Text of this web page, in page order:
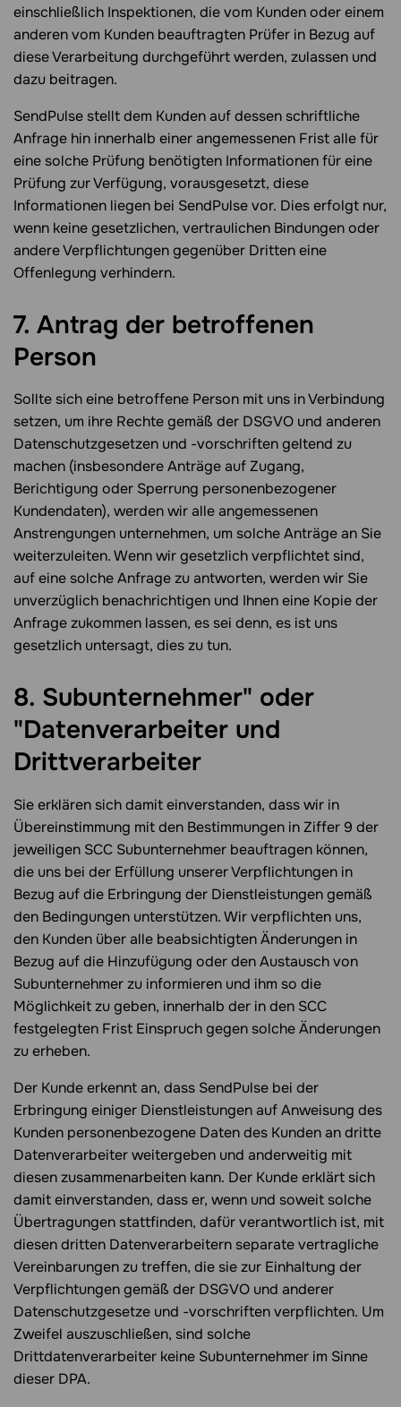
einschließlich Inspektionen, die vom Kunden oder einem
anderen vom Kunden beauftragten Prüfer in Bezug auf
diese Verarbeitung durchgeführt werden, zulassen und
dazu beitragen.
SendPulse stellt dem Kunden auf dessen schriftliche
Anfrage hin innerhalb einer angemessenen Frist alle für
eine solche Prüfung benötigten Informationen für eine
Prüfung zur Verfügung, vorausgesetzt, diese
Informationen liegen bei SendPulse vor. Dies erfolgt nur,
wenn keine gesetzlichen, vertraulichen Bindungen oder
andere Verpflichtungen gegenüber Dritten eine
Offenlegung verhindern.
7. Antrag der betroffenen
Person
Sollte sich eine betroffene Person mit uns in Verbindung
setzen, um ihre Rechte gemäß der DSGVO und anderen
Datenschutzgesetzen und -vorschriften geltend zu
machen (insbesondere Anträge auf Zugang,
Berichtigung oder Sperrung personenbezogener
Kundendaten), werden wir alle angemessenen
Anstrengungen unternehmen, um solche Anträge an Sie
weiterzuleiten. Wenn wir gesetzlich verpflichtet sind,
auf eine solche Anfrage zu antworten, werden wir Sie
unverzüglich benachrichtigen und Ihnen eine Kopie der
Anfrage zukommen lassen, es sei denn, es ist uns
gesetzlich untersagt, dies zu tun.
8. Subunternehmer" oder
"Datenverarbeiter und
Drittverarbeiter
Sie erklären sich damit einverstanden, dass wir in
Übereinstimmung mit den Bestimmungen in Ziffer 9 der
jeweiligen SCC Subunternehmer beauftragen können,
die uns bei der Erfüllung unserer Verpflichtungen in
Bezug auf die Erbringung der Dienstleistungen gemäß
den Bedingungen unterstützen. Wir verpflichten uns,
den Kunden über alle beabsichtigten Änderungen in
Bezug auf die Hinzufügung oder den Austausch von
Subunternehmer zu informieren und ihm so die
Möglichkeit zu geben, innerhalb der in den SCC
festgelegten Frist Einspruch gegen solche Änderungen
zu erheben.
Der Kunde erkennt an, dass SendPulse bei der
Erbringung einiger Dienstleistungen auf Anweisung des
Kunden personenbezogene Daten des Kunden an dritte
Datenverarbeiter weitergeben und anderweitig mit
diesen zusammenarbeiten kann. Der Kunde erklärt sich
damit einverstanden, dass er, wenn und soweit solche
Übertragungen stattfinden, dafür verantwortlich ist, mit
diesen dritten Datenverarbeitern separate vertragliche
Vereinbarungen zu treffen, die sie zur Einhaltung der
Verpflichtungen gemäß der DSGVO und anderer
Datenschutzgesetze und -vorschriften verpflichten. Um
Zweifel auszuschließen, sind solche
Drittdatenverarbeiter keine Subunternehmer im Sinne
dieser DPA.